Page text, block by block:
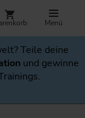
Menü
Teile deine
und gewinne